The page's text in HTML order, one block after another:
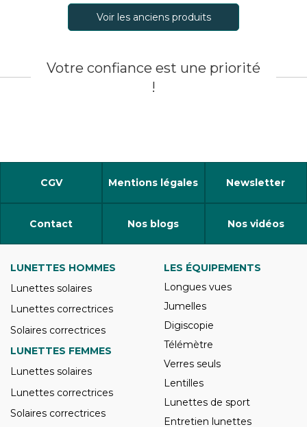
Voir les anciens produits
Votre confiance est une priorité
!
CGV Mentions légales Newsletter
Contact Nos blogs Nos vidéos
LUNETTES HOMMES
Lunettes solaires
Lunettes correctrices
Solaires correctrices
LUNETTES FEMMES
Lunettes solaires
Lunettes correctrices
Solaires correctrices
LES ÉQUIPEMENTS
Longues vues
Jumelles
Digiscopie
Télémètre
Verres seuls
Lentilles
Lunettes de sport
Entretien lunettes